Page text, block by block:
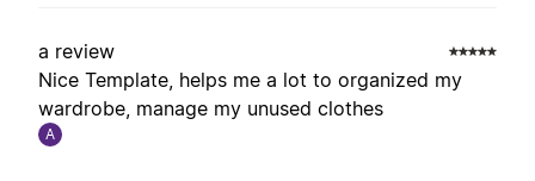
a review
Nice Template, helps me a lot to organized my
wardrobe, manage my unused clothes
A